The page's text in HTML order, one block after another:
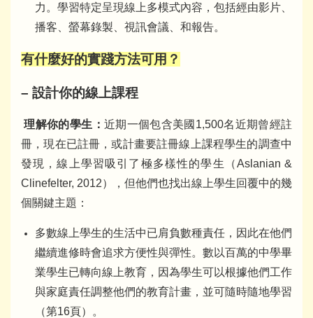
力。學習特定呈現線上多模式內容，包括經由影片、
播客、螢幕錄製、視訊會議、和報告。
有什麼好的實踐方法可用？
– 設計你的線上課程
理解你的學生： 近期一個包含美國1,500名近期曾經註
冊，現在已註冊，或計畫要註冊線上課程學生的調查中
發現，線上學習吸引了極多樣性的學生（Aslanian &
Clinefelter, 2012），但他們也找出線上學生回覆中的幾
個關鍵主題：
多數線上學生的生活中已肩負數種責任，因此在他們
繼續進修時會追求方便性與彈性。數以百萬的中學畢
業學生已轉向線上教育，因為學生可以根據他們工作
與家庭責任調整他們的教育計畫，並可隨時隨地學習
（第16頁）。